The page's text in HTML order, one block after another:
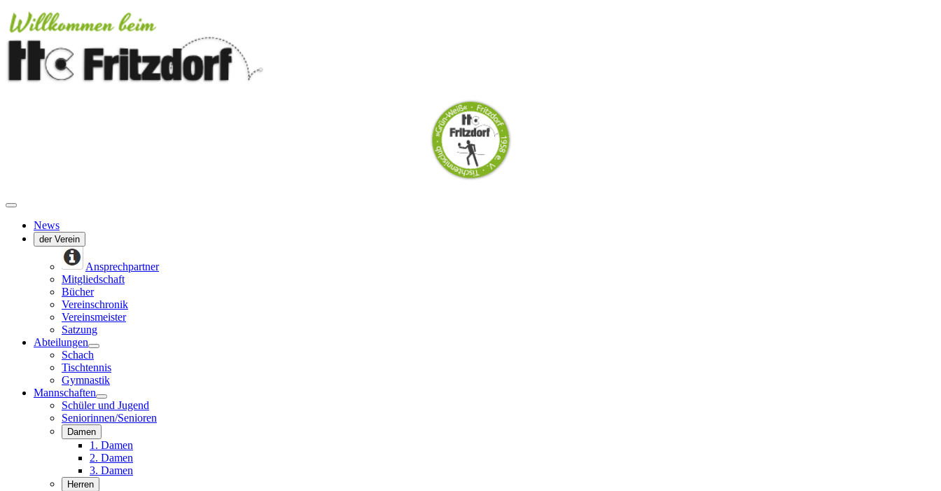
News
der Verein
Ansprechpartner
Mitgliedschaft
Bücher
Vereinschronik
Vereinsmeister
Satzung
Abteilungen
Schach
Tischtennis
Gymnastik
Mannschaften
Schüler und Jugend
Seniorinnen/Senioren
Damen
1. Damen
2. Damen
3. Damen
Herren